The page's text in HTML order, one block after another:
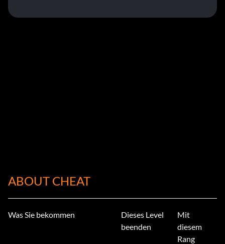
ABOUT CHEAT
Was Sie bekommen
Dieses Level
beenden
Mit
diesem
Rang